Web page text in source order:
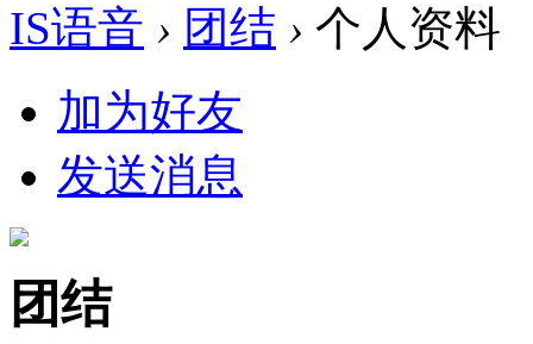
IS语音 › 团结 › 个人资料
加为好友
发送消息
团结